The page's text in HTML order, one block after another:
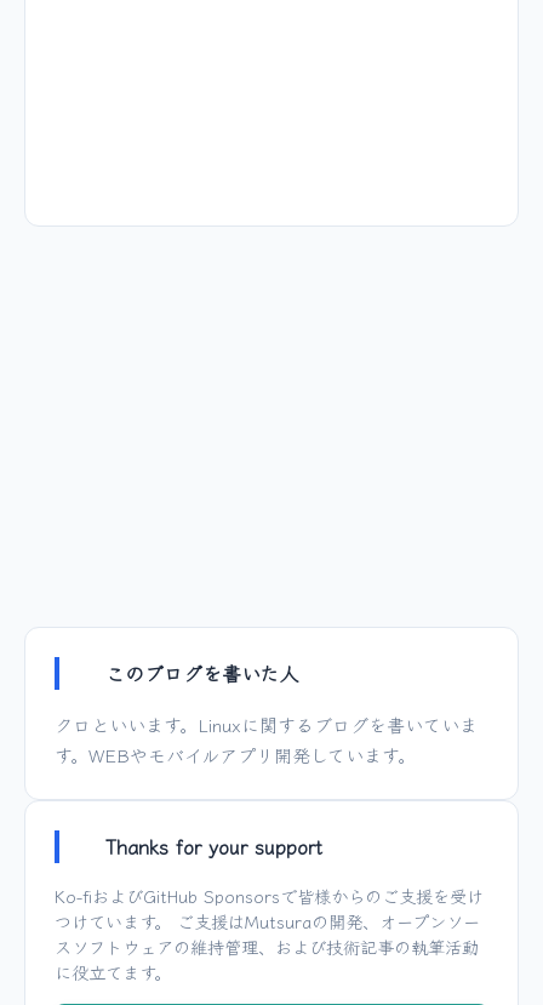
このブログを書いた人
クロといいます。Linuxに関するブログを書いていま
す。WEBやモバイルアプリ開発しています。
Thanks for your support
Ko-fiおよびGitHub Sponsorsで皆様からのご支援を受け
つけています。 ご支援はMutsuraの開発、オープンソー
スソフトウェアの維持管理、および技術記事の執筆活動
に役立てます。